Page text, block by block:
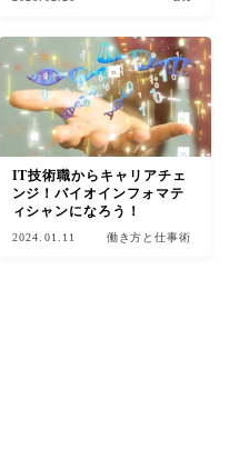
IT技術職からキャリアチェ
ンジ！バイオインフォマテ
ィシャンになろう！
2024.01.11 働き方と仕事術